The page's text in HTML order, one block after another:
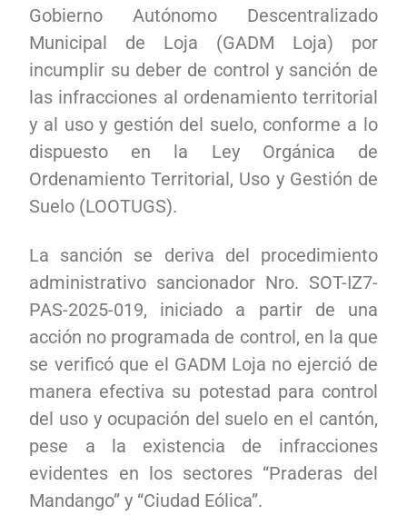
Gobierno Autónomo Descentralizado
Municipal de Loja (GADM Loja) por
incumplir su deber de control y sanción de
las infracciones al ordenamiento territorial
y al uso y gestión del suelo, conforme a lo
dispuesto en la Ley Orgánica de
Ordenamiento Territorial, Uso y Gestión de
Suelo (LOOTUGS).
La sanción se deriva del procedimiento
administrativo sancionador Nro. SOT-IZ7-
PAS-2025-019, iniciado a partir de una
acción no programada de control, en la que
se verificó que el GADM Loja no ejerció de
manera efectiva su potestad para control
del uso y ocupación del suelo en el cantón,
pese a la existencia de infracciones
evidentes en los sectores “Praderas del
Mandango” y “Ciudad Eólica”.